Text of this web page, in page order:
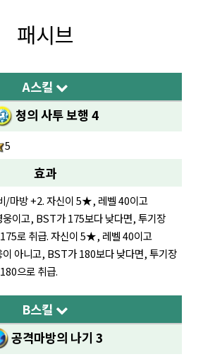
패시브
A스킬
청의 사투 보행 4
5
효과
/마방 +2. 자신이 5★, 레벨 40이고
웅이고, BST가 175보다 낮다면, 투기장
로 취급. 자신이 5★, 레벨 40이고
이 아니고, BST가 180보다 낮다면, 투기장
으로 취급.
B스킬
공격마방의 나기 3